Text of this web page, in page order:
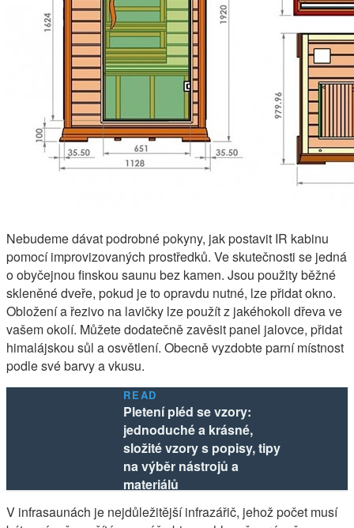
Nebudeme dávat podrobné pokyny, jak postavit IR kabinu
pomocí improvizovaných prostředků. Ve skutečnosti se jedná
o obyčejnou finskou saunu bez kamen. Jsou použity běžné
skleněné dveře, pokud je to opravdu nutné, lze přidat okno.
Obložení a řezivo na lavičky lze použít z jakéhokoli dřeva ve
vašem okolí. Můžete dodatečně zavěsit panel jalovce, přidat
himalájskou sůl a osvětlení. Obecně vyzdobte parní místnost
podle své barvy a vkusu.
READ
Pletení pléd se vzory:
jednoduché a krásné,
složité vzory s popisy, tipy
na výběr nástrojů a
materiálů
V infrasaunách je nejdůležitější infrazářič, jehož počet musí